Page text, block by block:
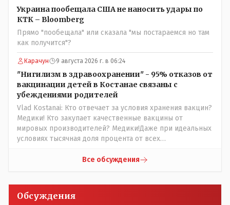
Назарбай волевым Указом РАСПУСТИЛ этот бунтарский
состав. Имя - Серикболсын Абдильдин вам знакомо -
юывший секретарь ЦК КП Казахстана , впоследствии -
депутат Верховного Совета и Мажлиса и Председатель
партии коммунстов- он в то время и после и причём
НЕОДНОКРАТНО, указывал и многократно на недостатки
Назарбая и предлагал ему самому ДОБРОВОЛЬНО уйти с
поста Президента.
Украина пообещала США не наносить удары по
КТК – Bloomberg
Прямо "пообещала" или сказала "мы постараемся но там
как получится"?
Карачун 9 августа 2026 г. в 06:24
"Нигилизм в здравоохранении" - 95% отказов от
вакцинации детей в Костанае связаны с
убеждениями родителей
Vlad Kostanai: Кто отвечает за условия хранения вакцин?
Медики! Кто закупает качественные вакцины от
мировых производителей? Медики!Даже при идеальных
условиях тысячная доля процента от всех
прививки. Бумага нужна как защита от дол.....бов не
люди и отказываются и я в том числе своих не
прививал.Лично я вам и тем другим людям благодарен.
Все обсуждения
Обсуждения